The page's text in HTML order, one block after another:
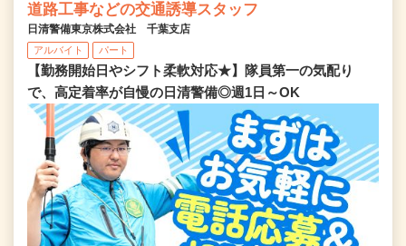
道路工事などの交通誘導スタッフ
日清警備東京株式会社 千葉支店
アルバイト パート
【勤務開始日やシフト柔軟対応★】隊員第一の気配り
で、高定着率が自慢の日清警備◎週1日～OK